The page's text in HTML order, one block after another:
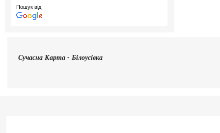
Пошук від
Сучасна Карта - Білоусівка